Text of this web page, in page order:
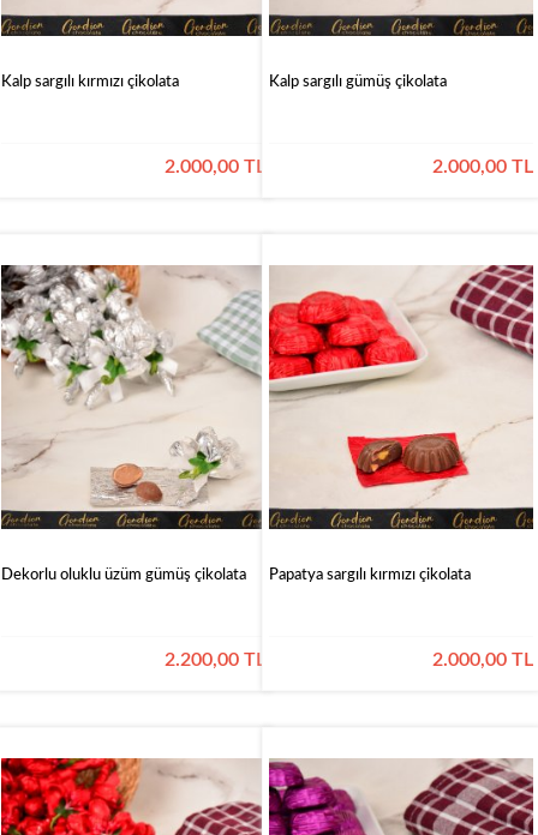
Kalp sargılı kırmızı çikolata
2.000,00 TL
Kalp sargılı gümüş çikolata
2.000,00 TL
Dekorlu oluklu üzüm gümüş çikolata
2.200,00 TL
Papatya sargılı kırmızı çikolata
2.000,00 TL